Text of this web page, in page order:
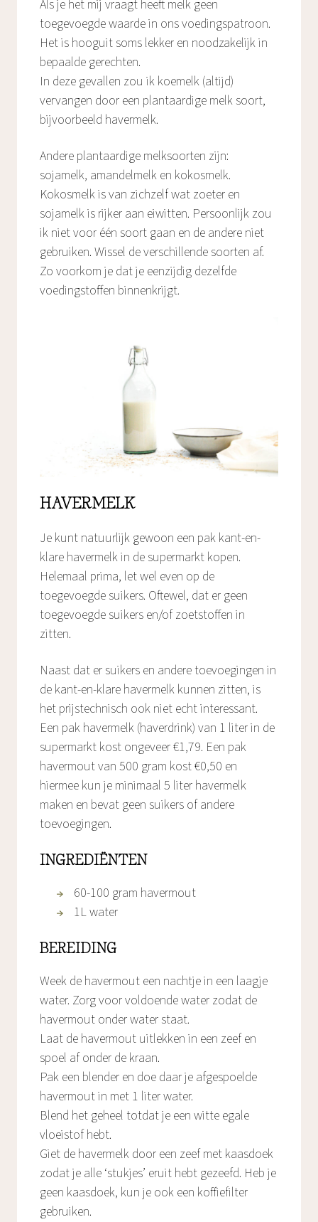
Als je het mij vraagt heeft melk geen
toegevoegde waarde in ons voedingspatroon.
Het is hooguit soms lekker en noodzakelijk in
bepaalde gerechten.
In deze gevallen zou ik koemelk (altijd)
vervangen door een plantaardige melk soort,
bijvoorbeeld havermelk.
Andere plantaardige melksoorten zijn:
sojamelk, amandelmelk en kokosmelk.
Kokosmelk is van zichzelf wat zoeter en
sojamelk is rijker aan eiwitten. Persoonlijk zou
ik niet voor één soort gaan en de andere niet
gebruiken. Wissel de verschillende soorten af.
Zo voorkom je dat je eenzijdig dezelfde
voedingstoffen binnenkrijgt.
HAVERMELK
Je kunt natuurlijk gewoon een pak kant-en-
klare havermelk in de supermarkt kopen.
Helemaal prima, let wel even op de
toegevoegde suikers. Oftewel, dat er geen
toegevoegde suikers en/of zoetstoffen in
zitten.
Naast dat er suikers en andere toevoegingen in
de kant-en-klare havermelk kunnen zitten, is
het prijstechnisch ook niet echt interessant.
Een pak havermelk (haverdrink) van 1 liter in de
supermarkt kost ongeveer €1,79. Een pak
havermout van 500 gram kost €0,50 en
hiermee kun je minimaal 5 liter havermelk
maken en bevat geen suikers of andere
toevoegingen.
INGREDIËNTEN
60-100 gram havermout
1L water
BEREIDING
Week de havermout een nachtje in een laagje
water. Zorg voor voldoende water zodat de
havermout onder water staat.
Laat de havermout uitlekken in een zeef en
spoel af onder de kraan.
Pak een blender en doe daar je afgespoelde
havermout in met 1 liter water.
Blend het geheel totdat je een witte egale
vloeistof hebt.
Giet de havermelk door een zeef met kaasdoek
zodat je alle ‘stukjes’ eruit hebt gezeefd. Heb je
geen kaasdoek, kun je ook een koffiefilter
gebruiken.